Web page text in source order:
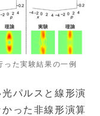
た実験結果の一例
パルスと線形演
った非線形演算